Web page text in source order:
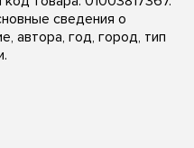
сведения о
автора, год, город, тип